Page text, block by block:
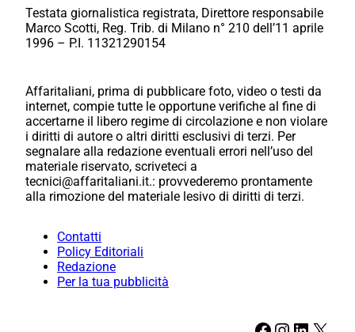
Testata giornalistica registrata, Direttore responsabile
Marco Scotti, Reg. Trib. di Milano n° 210 dell’11 aprile
1996 – P.I. 11321290154
Affaritaliani, prima di pubblicare foto, video o testi da
internet, compie tutte le opportune verifiche al fine di
accertarne il libero regime di circolazione e non violare
i diritti di autore o altri diritti esclusivi di terzi. Per
segnalare alla redazione eventuali errori nell’uso del
materiale riservato, scriveteci a
tecnici@affaritaliani.it.: provvederemo prontamente
alla rimozione del materiale lesivo di diritti di terzi.
Contatti
Policy Editoriali
Redazione
Per la tua pubblicità